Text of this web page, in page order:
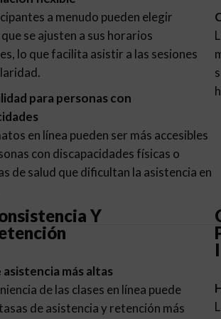
a menudo pueden elegir
se ajusten a sus horarios
lo que facilita asistir a las sesiones
para personas con
en línea pueden ser más accesibles
con discapacidades físicas o
de salud que dificultan la asistencia en
Y
asistencia más altas
de las clases en línea puede
de asistencia y retención más